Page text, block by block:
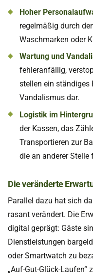
Hoher
regelmäßig durch
Waschmarken oder
Wartung und
fehleranfällig,
stellen ein ständiges
Vandalismus dar.
Logistik im
der Kassen, das
Transportieren zur
die an anderer Stelle
Die veränderte
Parallel dazu hat sich
rasant verändert. Die
digital geprägt: Gäste
Dienstleistungen
oder Smartwatch zu
„Auf-Gut-Glück-